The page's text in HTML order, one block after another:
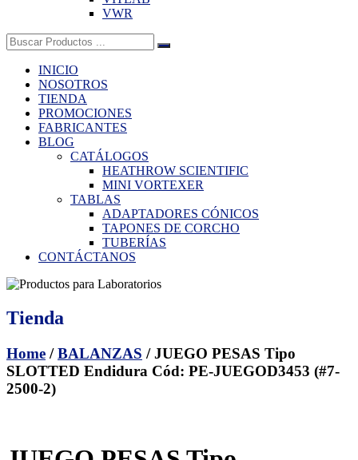
VWR
Buscar:
INICIO
NOSOTROS
TIENDA
PROMOCIONES
FABRICANTES
BLOG
CATÁLOGOS
HEATHROW SCIENTIFIC
MINI VORTEXER
TABLAS
ADAPTADORES CÓNICOS
TAPONES DE CORCHO
TUBERÍAS
CONTÁCTANOS
Tienda
Home /BALANZAS / JUEGO PESAS Tipo
SLOTTED Endidura Cód: PE-JUEGOD3453 (#7-
2500-2)